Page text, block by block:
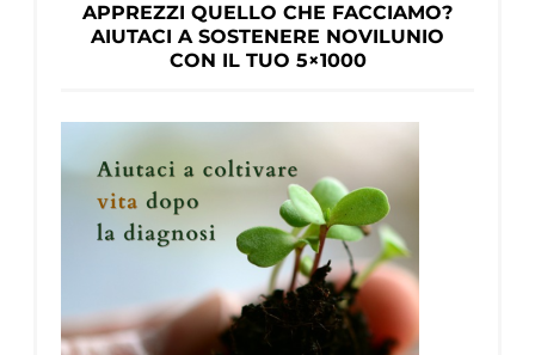
APPREZZI QUELLO CHE FACCIAMO?
AIUTACI A SOSTENERE NOVILUNIO
CON IL TUO 5×1000